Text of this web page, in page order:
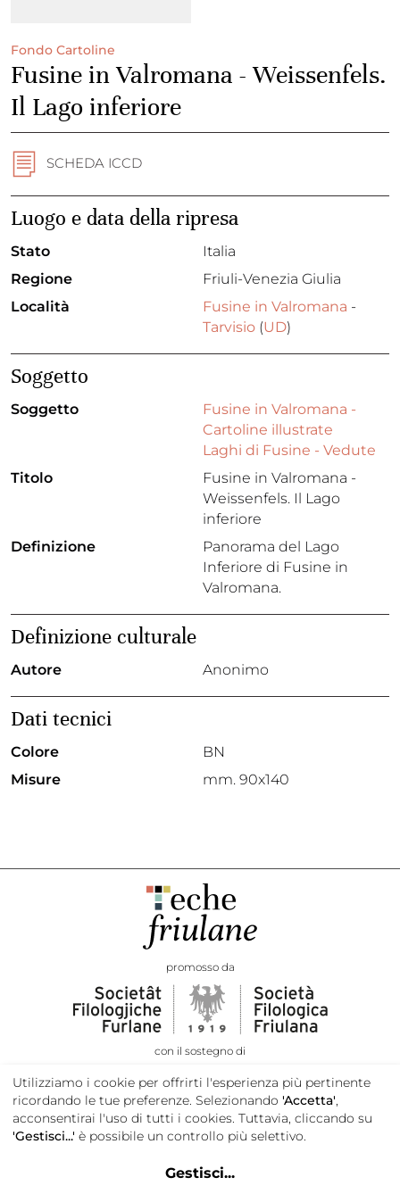
Fondo Cartoline
Fusine in Valromana - Weissenfels.
Il Lago inferiore
SCHEDA ICCD
Luogo e data della ripresa
Stato
Italia
Regione
Friuli-Venezia Giulia
Località
Fusine in Valromana -
Tarvisio (UD)
Soggetto
Soggetto
Fusine in Valromana -
Cartoline illustrate
Laghi di Fusine - Vedute
Titolo
Fusine in Valromana -
Weissenfels. Il Lago
inferiore
Definizione
Panorama del Lago
Inferiore di Fusine in
Valromana.
Definizione culturale
Autore Anonimo
Dati tecnici
Colore
BN
Misure
mm. 90x140
promosso da
con il sostegno di
Utilizziamo i cookie per offrirti l'esperienza più pertinente
ricordando le tue preferenze. Selezionando 'Accetta',
acconsentirai l'uso di tutti i cookies. Tuttavia, cliccando su
'Gestisci...' è possibile un controllo più selettivo.
Gestisci...